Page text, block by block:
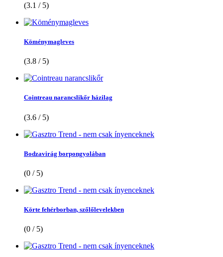
(3.1 / 5)
Köménymagleves
(3.8 / 5)
Cointreau narancslikőr házilag
(3.6 / 5)
Bodzavirág borpongyolában
(0 / 5)
Körte fehérborban, szőlőlevelekben
(0 / 5)